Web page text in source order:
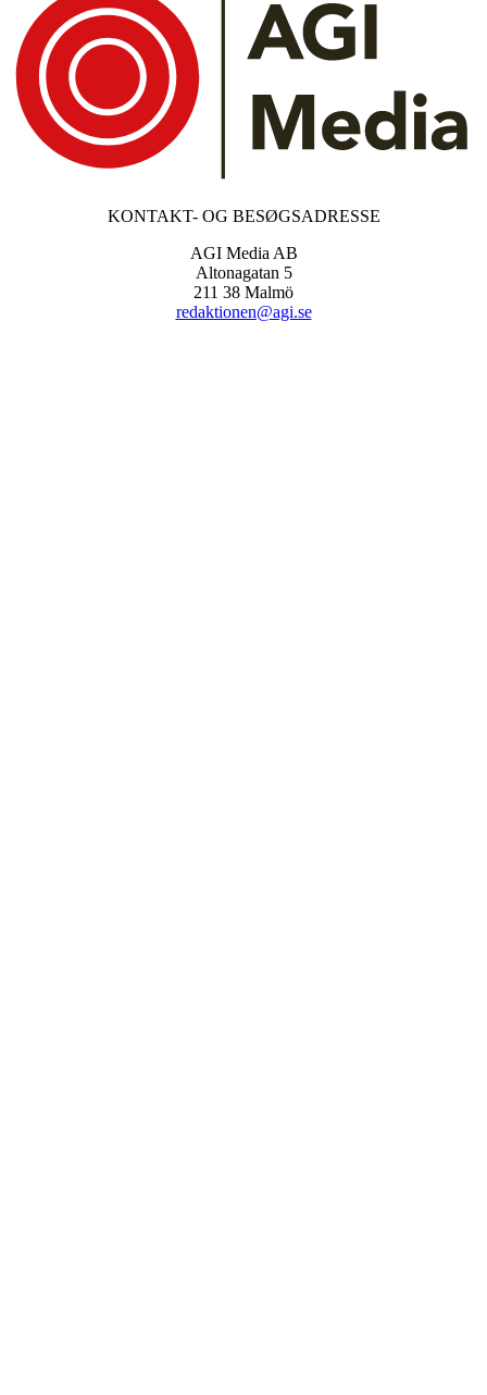
KONTAKT- OG BESØGSADRESSE
AGI Media AB
Altonagatan 5
211 38 Malmö
redaktionen@agi.se